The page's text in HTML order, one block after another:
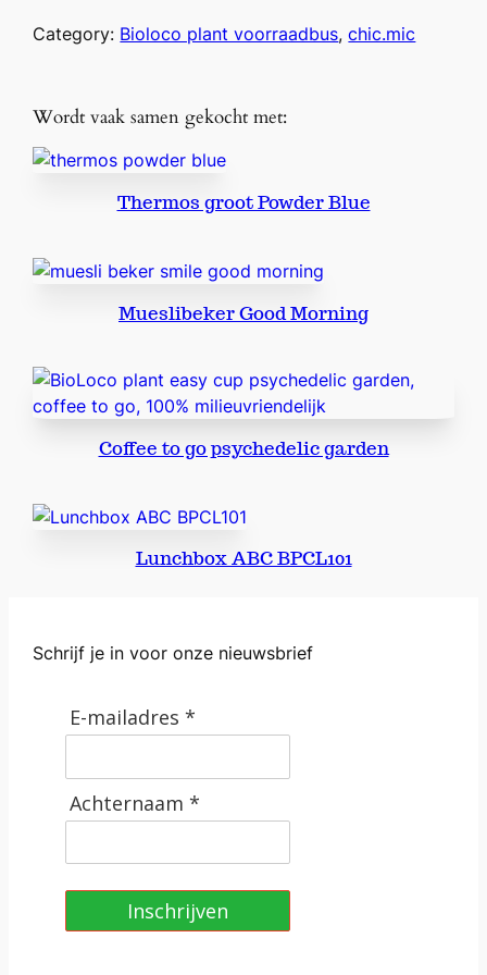
Category: Bioloco plant voorraadbus, chic.mic
Wordt vaak samen gekocht met:
Thermos groot Powder Blue
Mueslibeker Good Morning
Coffee to go psychedelic garden
Lunchbox ABC BPCL101
Schrijf je in voor onze nieuwsbrief
E-mailadres *
Achternaam *
Inschrijven